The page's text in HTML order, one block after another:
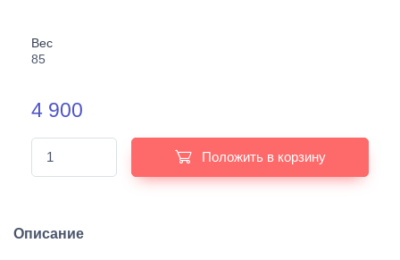
Вес
85
4 900
Положить в корзину
Описание